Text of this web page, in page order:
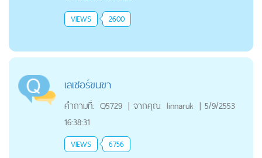
VIEWS 2600
เลเซอร์ขนขา
คำถามที่: Q5729 | จากคุณ linnaruk | 5/9/2553
16:38:31
VIEWS 6756